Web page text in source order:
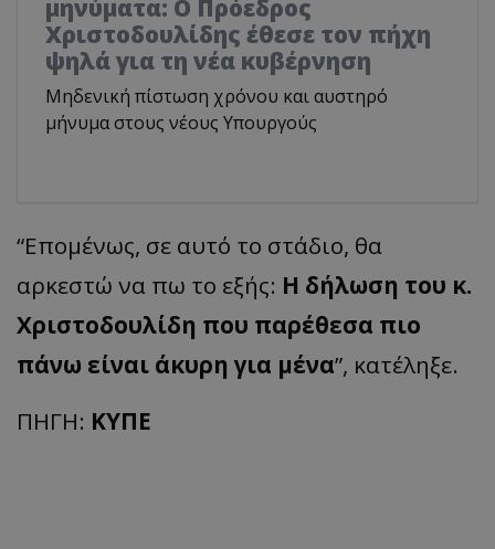
μηνύματα: Ο Πρόεδρος
Χριστοδουλίδης έθεσε τον πήχη
ψηλά για τη νέα κυβέρνηση
Μηδενική πίστωση χρόνου και αυστηρό
μήνυμα στους νέους Υπουργούς
“Επομένως, σε αυτό το στάδιο, θα
αρκεστώ να πω το εξής: Η δήλωση του κ.
Χριστοδουλίδη που παρέθεσα πιο
πάνω είναι άκυρη για μένα”, κατέληξε.
ΠΗΓΗ: ΚΥΠΕ